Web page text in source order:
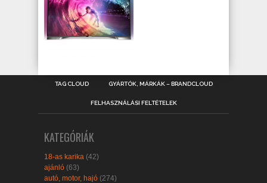
TAG CLOUD GYÁRTÓK, MÁRKÁK – BRANDCLOUD
FELHASZNÁLÁSI FELTÉTELEK
KATEGÓRIÁK
18-as karika (42)
ajánló (63)
autó, motor, hajó (274)